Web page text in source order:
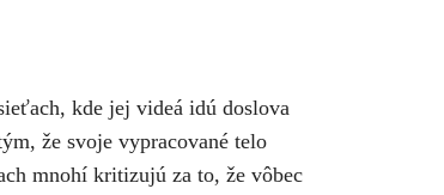
kde jej videá idú doslova
že svoje vypracované telo
mnohí kritizujú za to, že vôbec